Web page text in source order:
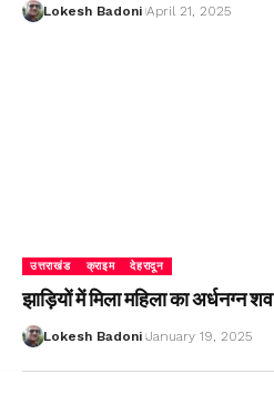
Lokesh Badoni April 21, 2025
उत्तराखंड क्राइम देहरादून
झाड़ियों में मिला महिला का अर्धनग्न शव
Lokesh Badoni January 19, 2025